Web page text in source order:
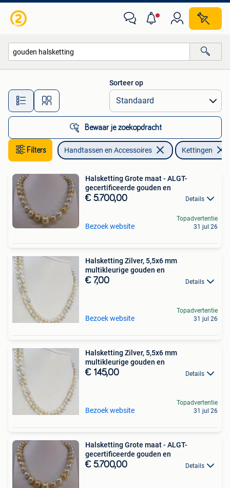
Alle afstanden…
Sorteer op
Bewaar je zoekopdracht
Filters Handtassen en Accessoires Kettingen
Halsketting Grote maat - ALGT-
gecertificeerde gouden en
€ 5.700,00 Details
Bezoek website
Topadvertentie
31 jul 26
Halsketting Zilver, 5,5x6 mm
multikleurige gouden en
€ 7,00 Details
Bezoek website
Topadvertentie
31 jul 26
Halsketting Zilver, 5,5x6 mm
multikleurige gouden en
€ 145,00 Details
Bezoek website
Topadvertentie
31 jul 26
Halsketting Grote maat - ALGT-
gecertificeerde gouden en
€ 5.700,00 Details